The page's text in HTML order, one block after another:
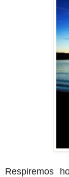
Respiremos